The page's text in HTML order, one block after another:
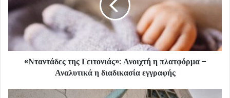
«Νταντάδες της Γειτονιάς»: Ανοιχτή η πλατφόρμα -
Αναλυτικά η διαδικασία εγγραφής